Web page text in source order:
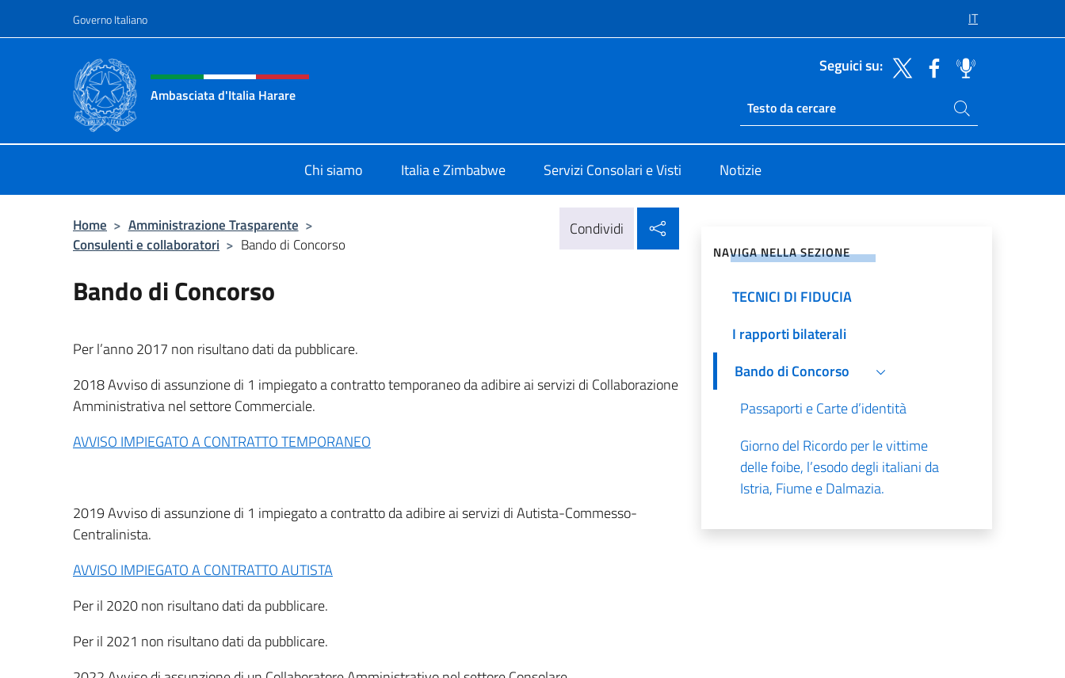
Governo Italiano IT
Intestazione sito, social e menù
Ambasciata d'Italia Harare
Seguici su:
Ricerca sito live
Cerca nel sito
Chi siamo Italia e Zimbabwe Servizi Consolari e Visti Notizie
Home > Amministrazione Trasparente >
Consulenti e collaboratori > Bando di Concorso
Condividi
Bando di Concorso
Per l’anno 2017 non risultano dati da pubblicare.
2018 Avviso di assunzione di 1 impiegato a contratto temporaneo da adibire ai servizi di Collaborazione
Amministrativa nel settore Commerciale.
AVVISO IMPIEGATO A CONTRATTO TEMPORANEO
2019 Avviso di assunzione di 1 impiegato a contratto da adibire ai servizi di Autista-Commesso-
Centralinista.
AVVISO IMPIEGATO A CONTRATTO AUTISTA
Per il 2020 non risultano dati da pubblicare.
Per il 2021 non risultano dati da pubblicare.
NAVIGA NELLA SEZIONE
TECNICI DI FIDUCIA
I rapporti bilaterali
Bando di Concorso
Passaporti e Carte d’identità
Giorno del Ricordo per le vittime
delle foibe, l’esodo degli italiani da
Istria, Fiume e Dalmazia.